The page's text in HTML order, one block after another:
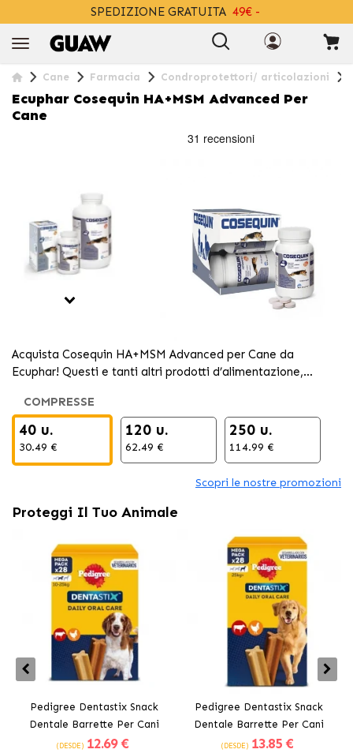
SPEDIZIONE GRATUITA 49€ -
Cane Farmacia Condroprotettori/ articolazioni
Ecuphar Cosequin HA+MSM Advanced Per
Cane
Acquista Cosequin HA+MSM Advanced per Cane da
Ecuphar! Questi e tanti altri prodotti d’alimentazione,
COMPRESSE
40 u.
30.49 €
120 u.
62.49 €
250 u.
114.99 €
Scopri le nostre promozioni
Proteggi Il Tuo Animale
Pedigree Dentastix Snack
Dentale Barrette Per Cani
Medi 10-25 kg
(DESDE) 12.69 €
Pedigree Dentastix Snack
Dentale Barrette Per Cani
Grandi +25 kg
(DESDE) 13.85 €